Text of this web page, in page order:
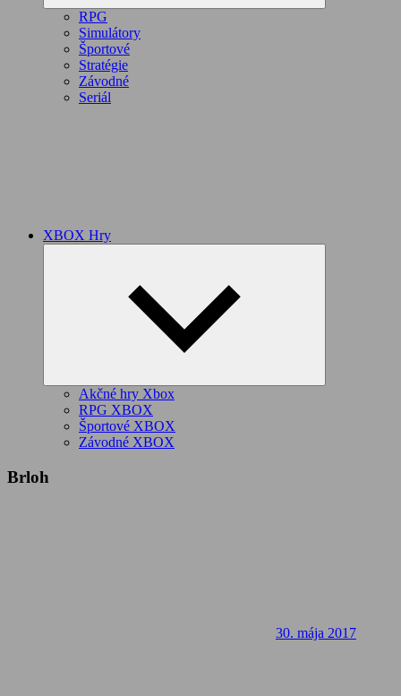
RPG
Simulátory
Športové
Stratégie
Závodné
Seriál
XBOX Hry
Akčné hry Xbox
RPG XBOX
Športové XBOX
Závodné XBOX
Brloh
30. mája 2017